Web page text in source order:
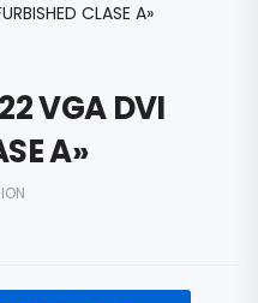
CLASE A»
VGA DVI
A»